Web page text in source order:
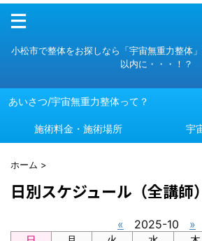
メニュー
あいさつ/宇宙無重力整体って？
施術料金・施術場所
宇宙無重力整体の由来
小松市で整体をお探しなら「宇宙無重力整体
以内に・・・！？
あいさつ/宇宙無重力整体って？
施術料金・施術場所 宇
ホーム >
日別スケジュール（全講師）
« 2025-10 »